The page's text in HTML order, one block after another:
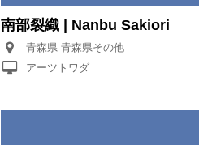
南部裂織 | Nanbu Sakiori
青森県 青森県その他
アーツトワダ